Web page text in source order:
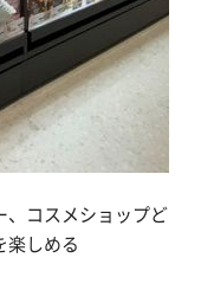
、コスメショップど
楽しめる